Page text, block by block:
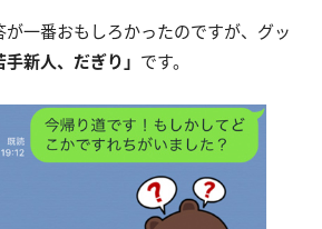
一番おもしろかったのですが、グッ
手新人、だぎり」 です。